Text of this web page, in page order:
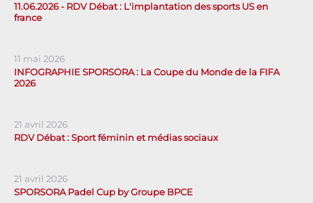
11.06.2026 - RDV Débat : L'implantation des sports US en
france
11 mai 2026
INFOGRAPHIE SPORSORA : La Coupe du Monde de la FIFA
2026
21 avril 2026
RDV Débat : Sport féminin et médias sociaux
21 avril 2026
SPORSORA Padel Cup by Groupe BPCE